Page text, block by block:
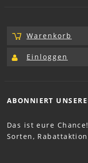
Warenkorb
Einloggen
ABONNIERT
Das ist eure
Sorten,